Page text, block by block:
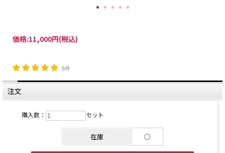
価格:11,000円(税込)
5件
注文
購入数： セット
在庫 ○